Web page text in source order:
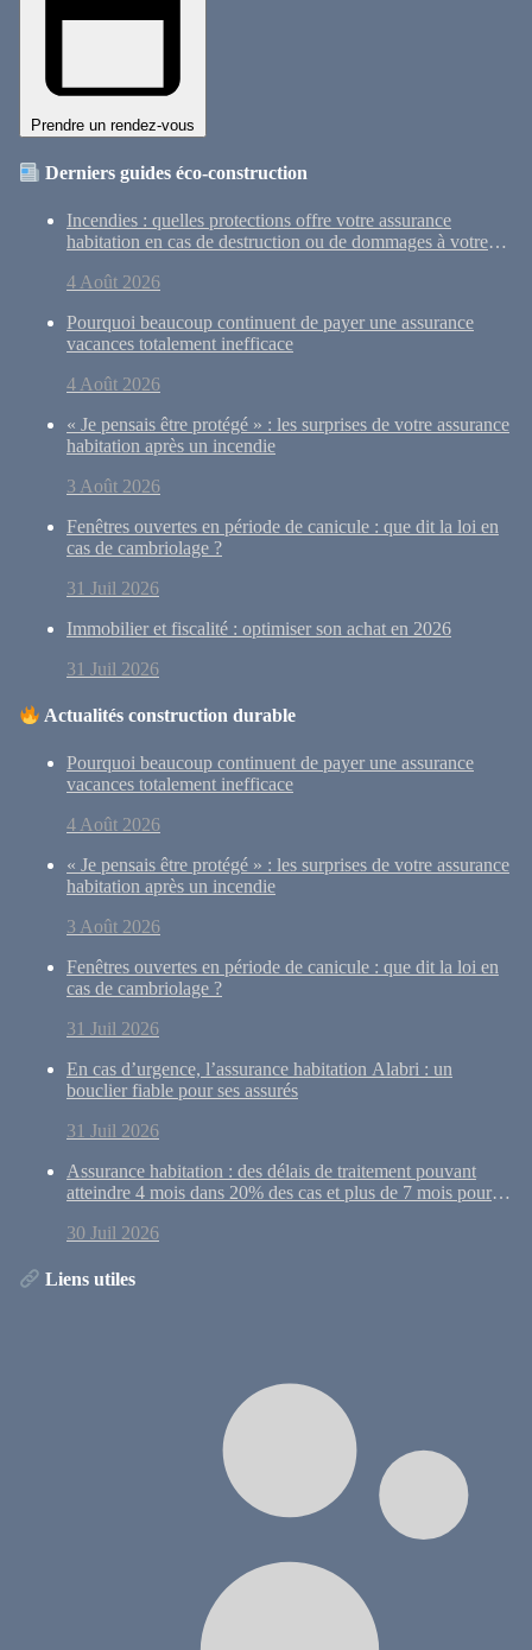
Prendre un rendez-vous
Derniers guides éco-construction
Incendies : quelles protections offre votre assurance
habitation en cas de destruction ou de dommages à votre
4 Août 2026
Pourquoi beaucoup continuent de payer une assurance
vacances totalement inefficace
4 Août 2026
« Je pensais être protégé » : les surprises de votre assurance
habitation après un incendie
3 Août 2026
Fenêtres ouvertes en période de canicule : que dit la loi en
cas de cambriolage ?
31 Juil 2026
Immobilier et fiscalité : optimiser son achat en 2026
31 Juil 2026
Actualités construction durable
Pourquoi beaucoup continuent de payer une assurance
vacances totalement inefficace
4 Août 2026
« Je pensais être protégé » : les surprises de votre assurance
habitation après un incendie
3 Août 2026
Fenêtres ouvertes en période de canicule : que dit la loi en
cas de cambriolage ?
31 Juil 2026
En cas d’urgence, l’assurance habitation Alabri : un
bouclier fiable pour ses assurés
31 Juil 2026
Assurance habitation : des délais de traitement pouvant
atteindre 4 mois dans 20% des cas et plus de 7 mois pour
30 Juil 2026
Liens utiles